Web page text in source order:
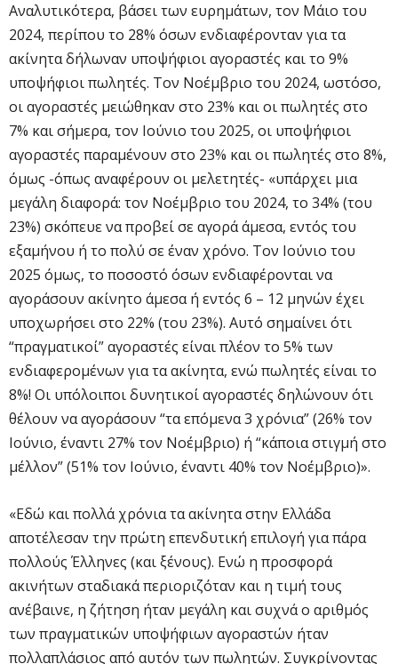
Αναλυτικότερα, βάσει των ευρημάτων, τον Μάιο του
2024, περίπου το 28% όσων ενδιαφέρονταν για τα
ακίνητα δήλωναν υποψήφιοι αγοραστές και το 9%
υποψήφιοι πωλητές. Τον Νοέμβριο του 2024, ωστόσο,
οι αγοραστές μειώθηκαν στο 23% και οι πωλητές στο
7% και σήμερα, τον Ιούνιο του 2025, οι υποψήφιοι
αγοραστές παραμένουν στο 23% και οι πωλητές στο 8%,
όμως -όπως αναφέρουν οι μελετητές- «υπάρχει μια
μεγάλη διαφορά: τον Νοέμβριο του 2024, το 34% (του
23%) σκόπευε να προβεί σε αγορά άμεσα, εντός του
εξαμήνου ή το πολύ σε έναν χρόνο. Τον Ιούνιο του
2025 όμως, το ποσοστό όσων ενδιαφέρονται να
αγοράσουν ακίνητο άμεσα ή εντός 6 – 12 μηνών έχει
υποχωρήσει στο 22% (του 23%). Αυτό σημαίνει ότι
“πραγματικοί” αγοραστές είναι πλέον το 5% των
ενδιαφερομένων για τα ακίνητα, ενώ πωλητές είναι το
8%! Οι υπόλοιποι δυνητικοί αγοραστές δηλώνουν ότι
θέλουν να αγοράσουν “τα επόμενα 3 χρόνια” (26% τον
Ιούνιο, έναντι 27% τον Νοέμβριο) ή “κάποια στιγμή στο
μέλλον” (51% τον Ιούνιο, έναντι 40% τον Νοέμβριο)».
«Εδώ και πολλά χρόνια τα ακίνητα στην Ελλάδα
αποτέλεσαν την πρώτη επενδυτική επιλογή για πάρα
πολλούς Έλληνες (και ξένους). Ενώ η προσφορά
ακινήτων σταδιακά περιοριζόταν και η τιμή τους
ανέβαινε, η ζήτηση ήταν μεγάλη και συχνά ο αριθμός
των πραγματικών υποψήφιων αγοραστών ήταν
πολλαπλάσιος από αυτόν των πωλητών. Συγκρίνοντας